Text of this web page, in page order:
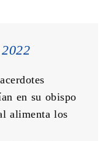
en su obispo
alimenta los